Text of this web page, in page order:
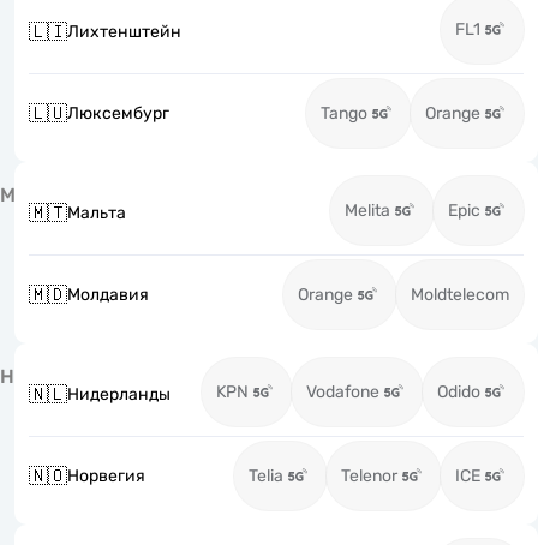
🇱🇮Лихтенштейн FL1
🇱🇺Люксембург Tango Orange
М
🇲🇹Мальта Melita Epic
🇲🇩Молдавия Orange Moldtelecom
Н
🇳🇱Нидерланды KPN Vodafone Odido
🇳🇴Норвегия Telia Telenor ICE